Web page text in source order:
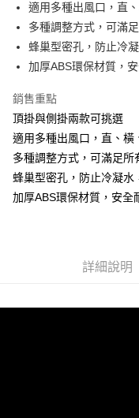
上海商業儲蓄銀行
國泰世華商業銀行
臺灣中小企業銀行
匯豐（台灣）商業銀行
聯邦商業銀行
元大商業銀行
台新國際商業銀行
台灣樂天信用卡公司
Apple Pay
街口支付
悠遊付
Google Pay
ATM付款
運送方式
宅配
適用多種出風口，直
多種調整方式，可滿
蜂巢型密孔，防止冷
加厚ABS環保材質，
銷售重點
頂掛與側掛兩款可挑選
適用多種出風口，直、橫
多種調整方式，可滿足所
蜂巢型密孔，防止冷凝水
加厚ABS環保材質，安全
詳細說明